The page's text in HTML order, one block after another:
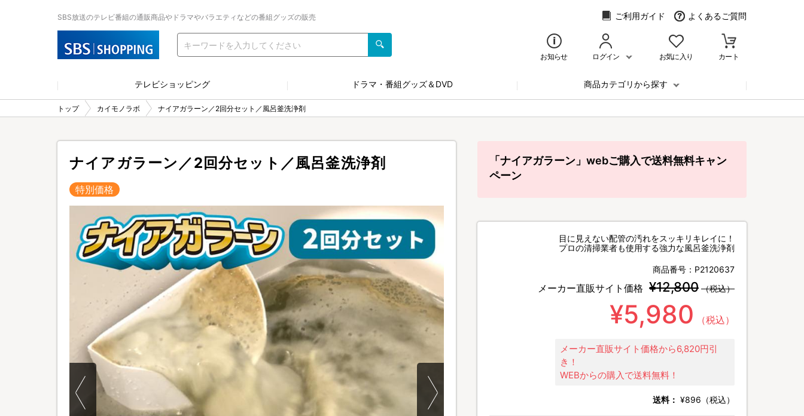
SBS放送のテレビ番組の通販商品やドラマやバラエティなどの番組グッズの販売 ご利用ガイド よくあるご質問
お知らせ ログイン お気に入り カート
テレビショッピング ドラマ・番組グッズ＆DVD 商品カテゴリから探す
トップ カイモノラボ ナイアガラーン／2回分セット／風呂釜洗浄剤
ナイアガラーン／2回分セット／風呂釜洗浄剤
特別価格
「ナイアガラーン」webご購入で送料無料キャン
ペーン
目に見えない配管の汚れをスッキリキレイに！
プロの清掃業者も使用する強力な風呂釜洗浄剤
商品番号： P2120637
メーカー直販サイト価格 ¥12,800 （税込）
¥5,980 （税込）
メーカー直販サイト価格から6,820円引
き！
WEBからの購入で送料無料！
送料： ¥896（税込）